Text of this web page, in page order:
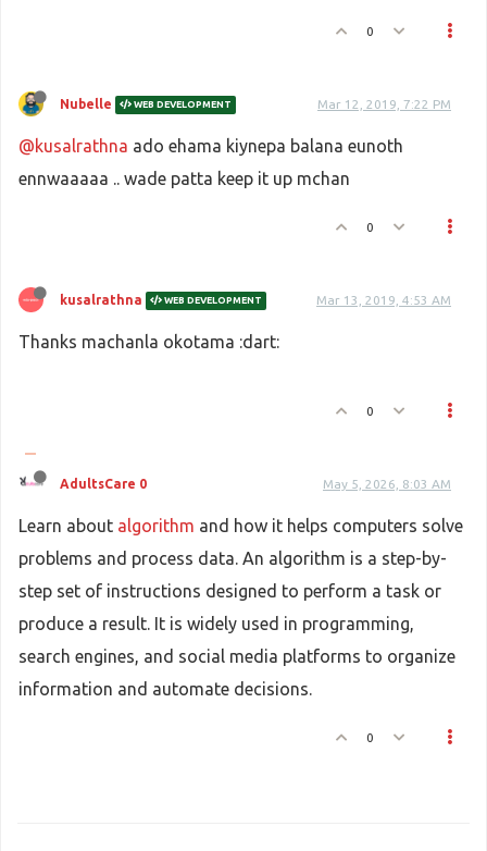
0
Nubelle WEB DEVELOPMENT Mar 12, 2019, 7:22 PM
@kusalrathna ado ehama kiynepa balana eunoth
ennwaaaaa .. wade patta keep it up mchan
0
kusalrathna WEB DEVELOPMENT Mar 13, 2019, 4:53 AM
Thanks machanla okotama :dart:
0
AdultsCare 0 May 5, 2026, 8:03 AM
Learn about algorithm and how it helps computers solve
problems and process data. An algorithm is a step-by-
step set of instructions designed to perform a task or
produce a result. It is widely used in programming,
search engines, and social media platforms to organize
information and automate decisions.
0